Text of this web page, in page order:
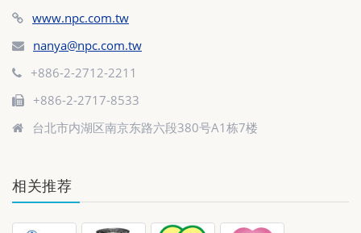
www.npc.com.tw
nanya@npc.com.tw
+886-2-2712-2211
+886-2-2717-8533
台北市内湖区南京东路六段380号A1栋7楼
相关推荐